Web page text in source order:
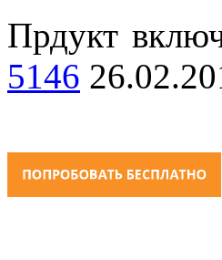
Прдукт
5146